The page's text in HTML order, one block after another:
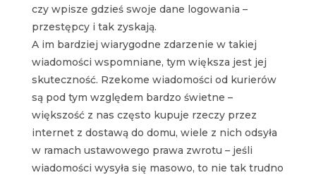
czy wpisze gdzieś swoje dane logowania –
przestępcy i tak zyskają.
A im bardziej wiarygodne zdarzenie w takiej
wiadomości wspomniane, tym większa jest jej
skuteczność. Rzekome wiadomości od kurierów
są pod tym względem bardzo świetne –
większość z nas często kupuje rzeczy przez
internet z dostawą do domu, wiele z nich odsyła
w ramach ustawowego prawa zwrotu – jeśli
wiadomości wysyła się masowo, to nie tak trudno